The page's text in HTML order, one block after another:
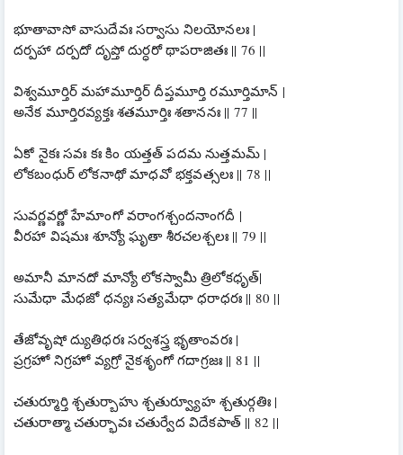
భూతావాసో వాసుదేవః సర్వాసు నిలయోనలః |
దర్పహా దర్పదో దృప్తో దుర్ధరో థాపరాజితః || 76 ||
విశ్వమూర్తిర్ మహామూర్తిర్ దీప్తమూర్తి రమూర్తిమాన్ |
అనేక మూర్తిరవ్యక్తః శతమూర్తిః శతాననః || 77 ||
ఏకో నైకః సవః కః కిం యత్తత్ పదమ నుత్తమమ్ |
లోకబంధుర్ లోకనాథో మాధవో భక్తవత్సలః || 78 ||
సువర్ణవర్ణో హేమాంగో వరాంగశ్చందనాంగదీ |
వీరహా విషమః శూన్యో ఘృతా శీరచలశ్చలః || 79 ||
అమానీ మానదో మాన్యో లోకస్వామీ త్రిలోకధృత్|
సుమేధా మేధజో ధన్యః సత్యమేధా ధరాధరః || 80 ||
తేజోవృషో ద్యుతిధరః సర్వశస్త్ర భృతాంవరః |
ప్రగ్రహో నిగ్రహో వ్యగ్రో నైకశృంగో గదాగ్రజః || 81 ||
చతుర్మూర్తి శ్చతుర్బాహు శ్చతుర్వ్యూహ శ్చతుర్గతిః |
చతురాత్మా చతుర్భావః చతుర్వేద విదేకపాత్ || 82 ||